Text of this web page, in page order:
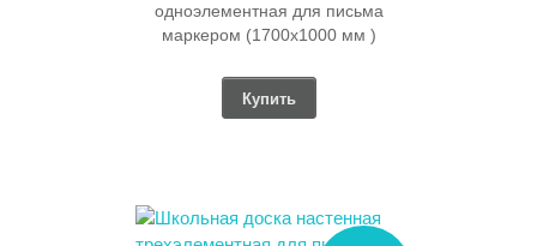
одноэлементная для письма
маркером (1700х1000 мм )
Купить